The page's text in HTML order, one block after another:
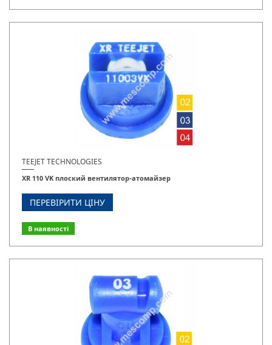
TEEJET TECHNOLOGIES
XR 110 VK плоский вентилятор-атомайзер
ПЕРЕВІРИТИ ЦІНУ
В наявності